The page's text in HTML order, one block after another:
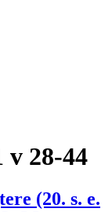
v 28-44
(20. s. e.